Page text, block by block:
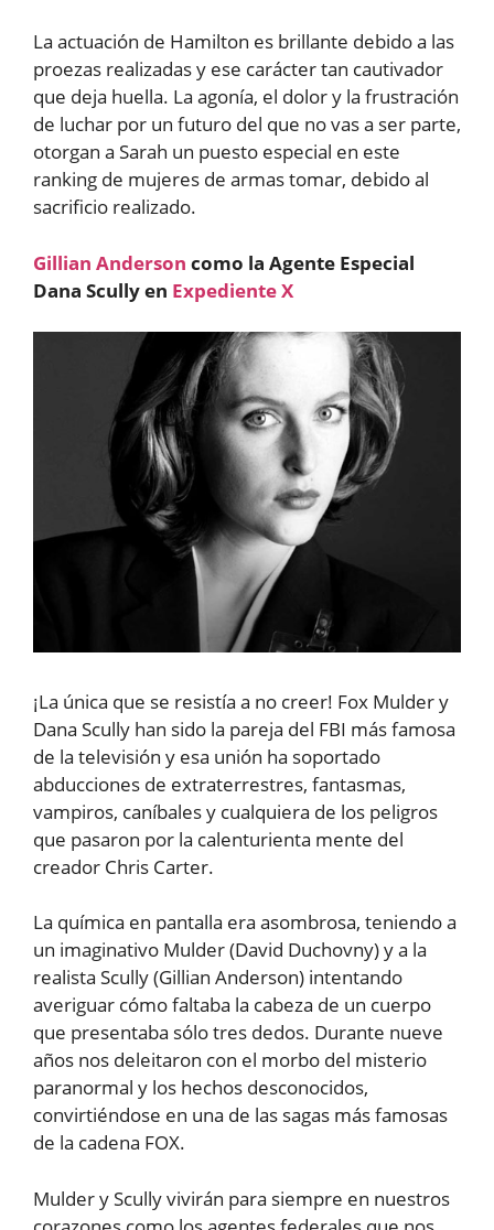
La actuación de Hamilton es brillante debido a las
proezas realizadas y ese carácter tan cautivador
que deja huella. La agonía, el dolor y la frustración
de luchar por un futuro del que no vas a ser parte,
otorgan a Sarah un puesto especial en este
ranking de mujeres de armas tomar, debido al
sacrificio realizado.
Gillian Anderson como la Agente Especial
Dana Scully en Expediente X
¡La única que se resistía a no creer! Fox Mulder y
Dana Scully han sido la pareja del FBI más famosa
de la televisión y esa unión ha soportado
abducciones de extraterrestres, fantasmas,
vampiros, caníbales y cualquiera de los peligros
que pasaron por la calenturienta mente del
creador Chris Carter.
La química en pantalla era asombrosa, teniendo a
un imaginativo Mulder (David Duchovny) y a la
realista Scully (Gillian Anderson) intentando
averiguar cómo faltaba la cabeza de un cuerpo
que presentaba sólo tres dedos. Durante nueve
años nos deleitaron con el morbo del misterio
paranormal y los hechos desconocidos,
convirtiéndose en una de las sagas más famosas
de la cadena FOX.
Mulder y Scully vivirán para siempre en nuestros